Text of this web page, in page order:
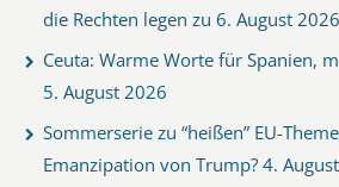
die Rechten legen zu 6. August 2026
Ceuta: Warme Worte für Spanien,
5. August 2026
Sommerserie zu “heißen” EU-
Emanzipation von Trump? 4.